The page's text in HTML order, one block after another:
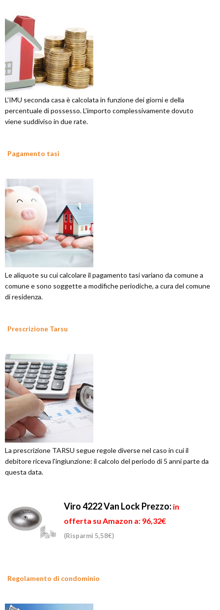
L'IMU seconda casa è calcolata in funzione dei giorni e della
percentuale di possesso. L'importo complessivamente dovuto
viene suddiviso in due rate.
Pagamento tasi
Le aliquote su cui calcolare il pagamento tasi variano da comune a
comune e sono soggette a modifiche periodiche, a cura del comune
di residenza.
Prescrizione Tarsu
La prescrizione TARSU segue regole diverse nel caso in cui il
debitore riceva l'ingiunzione: il calcolo del periodo di 5 anni parte da
questa data.
Viro 4222 Van LockPrezzo: in
offerta su Amazon a: 96,32€
(Risparmi 5,58€)
Regolamento di condominio